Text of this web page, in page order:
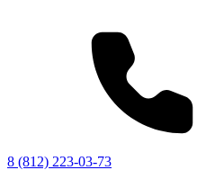
8 (812) 223-03-73